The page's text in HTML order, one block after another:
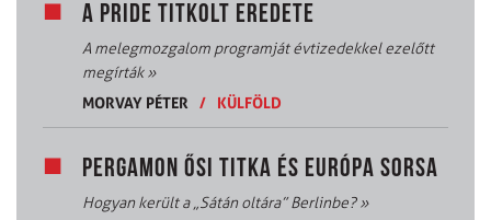
A PRIDE TITKOLT EREDETE
A melegmozgalom programját évtizedekkel ezelőtt
megírták»
MORVAY PÉTER
/ KÜLFÖLD
PERGAMON ŐSI TITKA ÉS EURÓPA SORSA
Hogyan került a „Sátán oltára” Berlinbe?»